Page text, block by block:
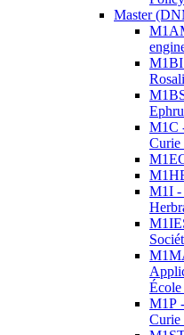
Master
M1BI
M1C
Curie
M1I -
M1P
Curie